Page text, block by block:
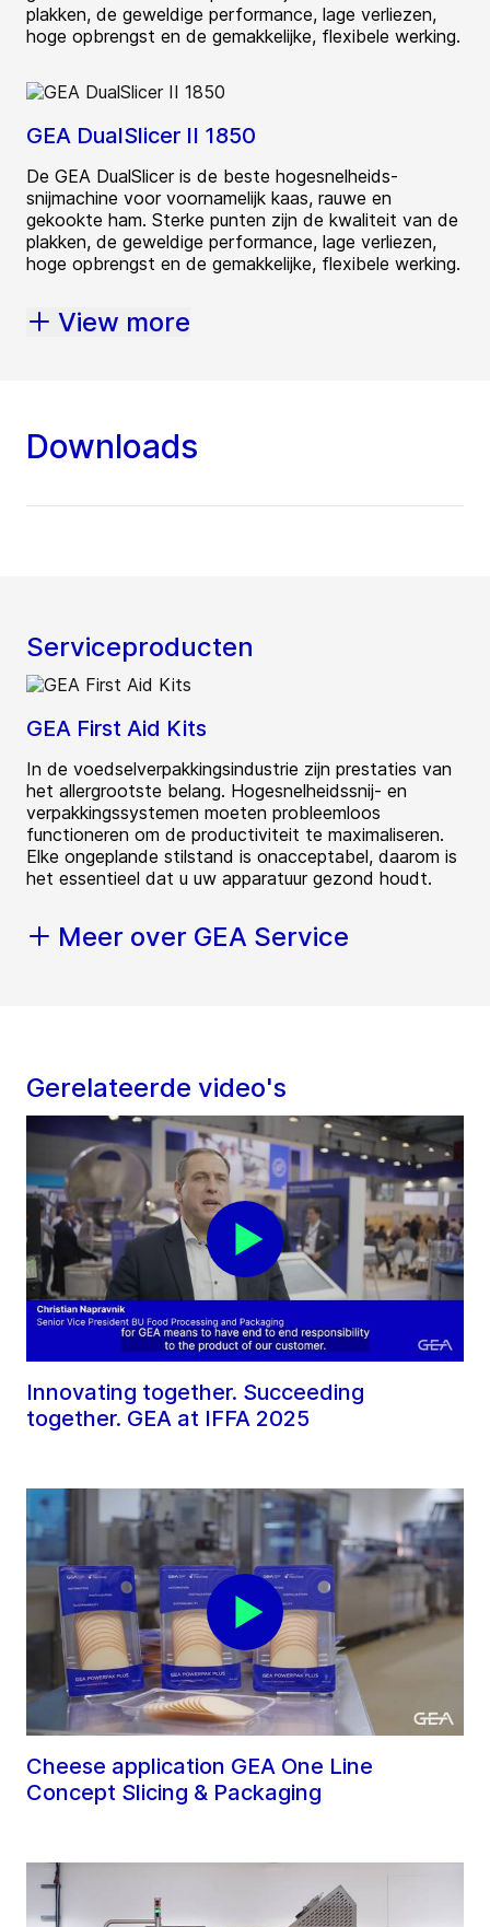
plakken, de geweldige performance, lage verliezen,
hoge opbrengst en de gemakkelijke, flexibele werking.
GEA DualSlicer II 1850
De GEA DualSlicer is de beste hogesnelheids-
snijmachine voor voornamelijk kaas, rauwe en
gekookte ham. Sterke punten zijn de kwaliteit van de
plakken, de geweldige performance, lage verliezen,
hoge opbrengst en de gemakkelijke, flexibele werking.
View more
Downloads
Serviceproducten
GEA First Aid Kits
In de voedselverpakkingsindustrie zijn prestaties van
het allergrootste belang. Hogesnelheidssnij- en
verpakkingssystemen moeten probleemloos
functioneren om de productiviteit te maximaliseren.
Elke ongeplande stilstand is onacceptabel, daarom is
het essentieel dat u uw apparatuur gezond houdt.
Meer over GEA Service
Gerelateerde video's
Innovating together. Succeeding
together. GEA at IFFA 2025
Cheese application GEA One Line
Concept Slicing & Packaging